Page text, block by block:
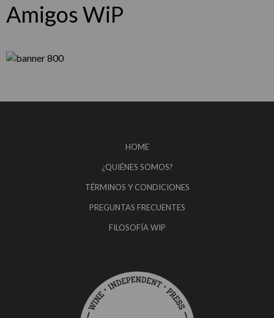
Amigos WiP
HOME
¿QUIÉNES SOMOS?
TÉRMINOS Y CONDICIONES
PREGUNTAS FRECUENTES
FILOSOFÍA WIP